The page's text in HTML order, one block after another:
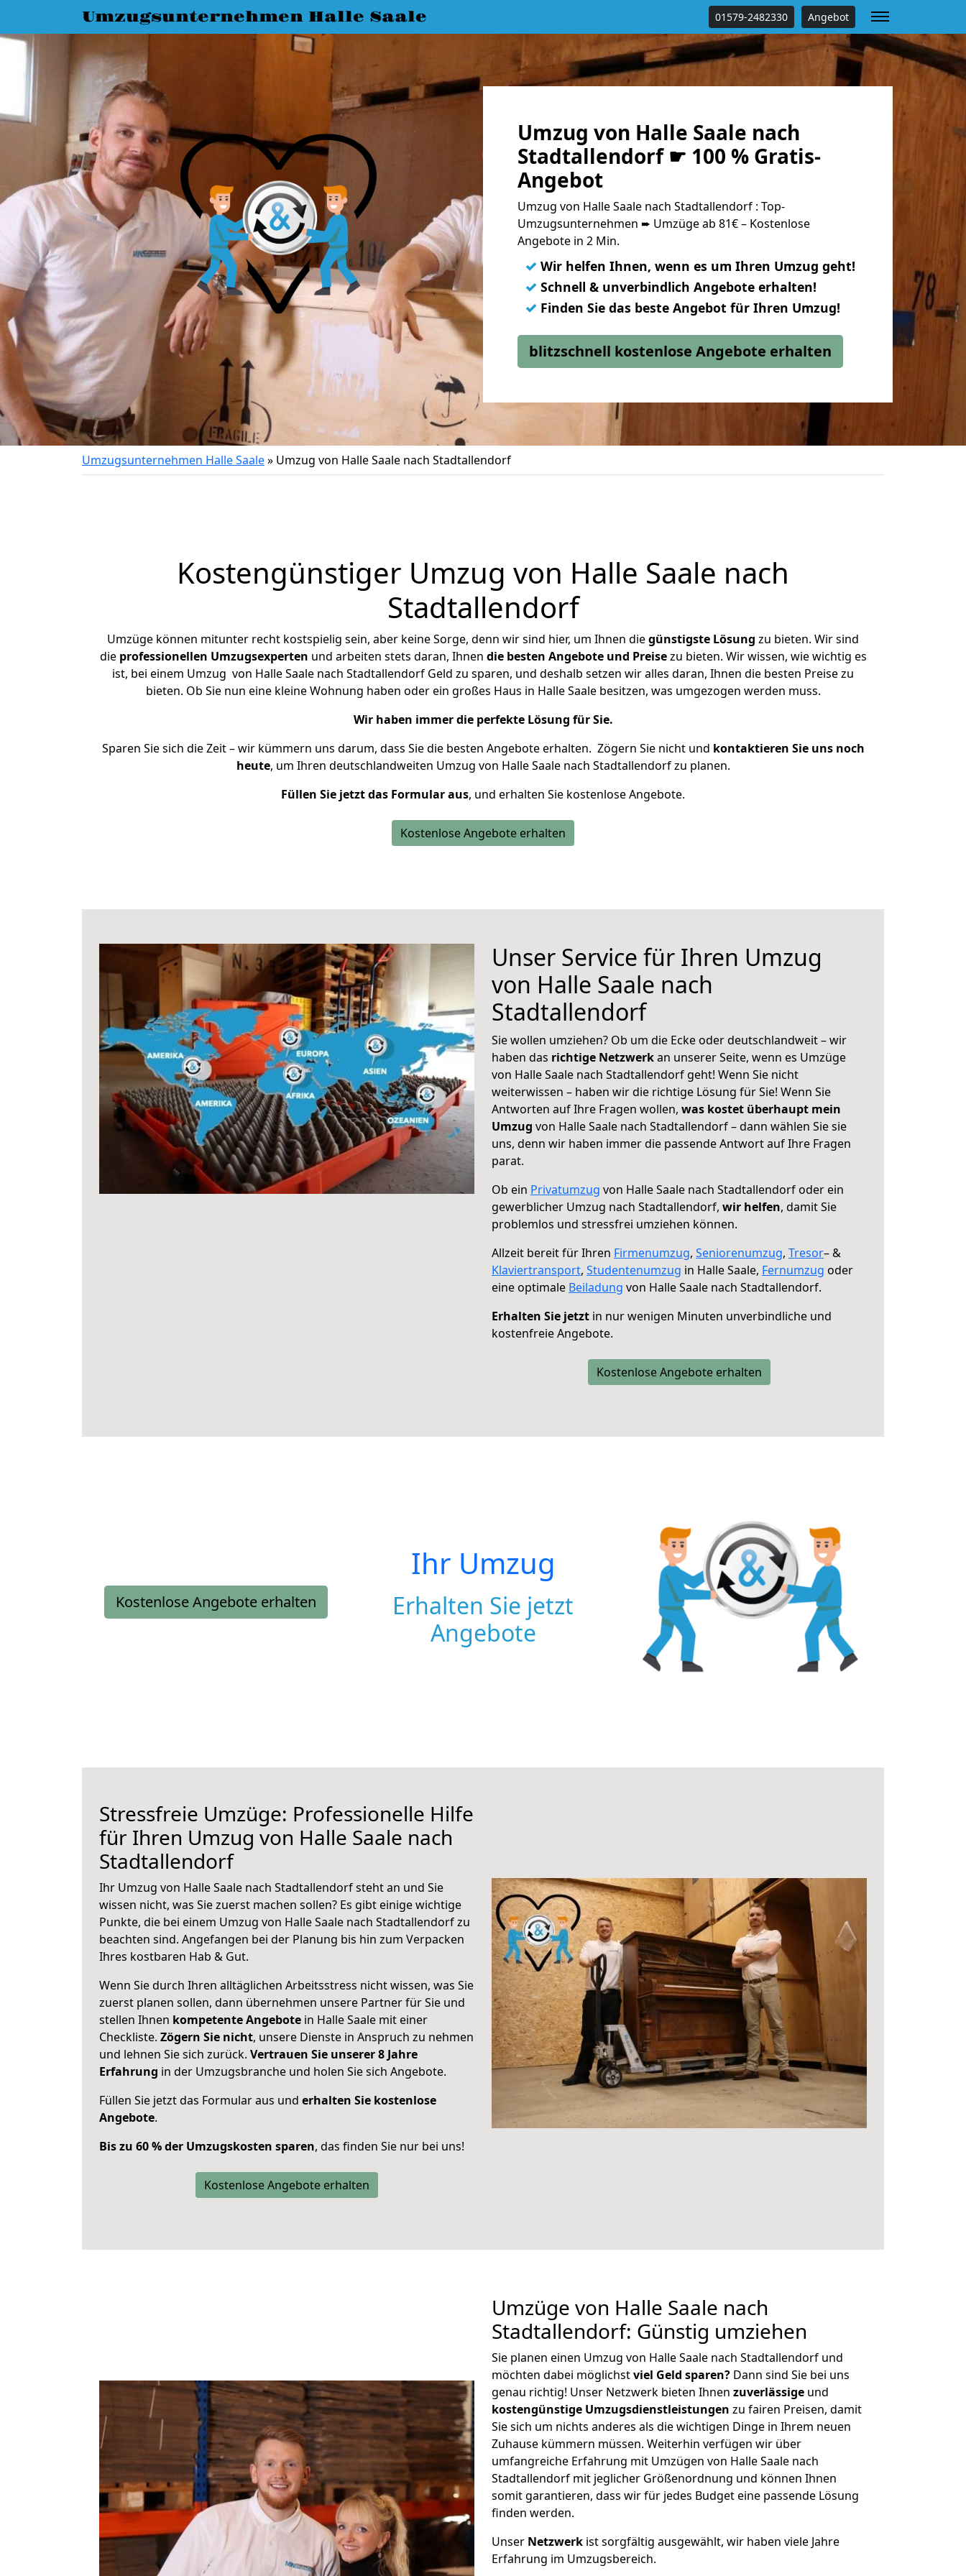
Umzugsunternehmen Halle Saale 01579-2482330 Angebot
Umzug von Halle Saale nach
Stadtallendorf ☛ 100 % Gratis-
Angebot
Umzug von Halle Saale nach Stadtallendorf : Top-
Umzugsunternehmen ➨ Umzüge ab 81€ – Kostenlose
Angebote in 2 Min.
✓ Wir helfen Ihnen, wenn es um Ihren Umzug geht!
✓ Schnell & unverbindlich Angebote erhalten!
✓ Finden Sie das beste Angebot für Ihren Umzug!
blitzschnell kostenlose Angebote erhalten
Umzugsunternehmen Halle Saale» Umzug von Halle Saale nach Stadtallendorf
Kostengünstiger Umzug von Halle Saale nach
Stadtallendorf
Umzüge können mitunter recht kostspielig sein, aber keine Sorge, denn wir sind hier, um Ihnen diegünstigste Lösung zu bieten. Wir sind
die professionellen Umzugsexperten und arbeiten stets daran, Ihnen die besten Angebote und Preisezu bieten. Wir wissen, wie wichtig es
ist, bei einem Umzug von Halle Saale nach Stadtallendorf Geld zu sparen, und deshalb setzen wir alles daran, Ihnen die besten Preise zu
bieten. Ob Sie nun eine kleine Wohnung haben oder ein großes Haus in Halle Saale besitzen, was umgezogen werden muss.
Wir haben immer die perfekte Lösung für Sie.
Sparen Sie sich die Zeit – wir kümmern uns darum, dass Sie die besten Angebote erhalten. Zögern Sie nicht und kontaktieren Sie uns noch
heute, um Ihren deutschlandweiten Umzug von Halle Saale nach Stadtallendorf zu planen.
Füllen Sie jetzt das Formular aus, und erhalten Sie kostenlose Angebote.
Kostenlose Angebote erhalten
Unser Service für Ihren Umzug
von Halle Saale nach
Stadtallendorf
Sie wollen umziehen? Ob um die Ecke oder deutschlandweit – wir
haben das richtige Netzwerkan unserer Seite, wenn es Umzüge
von Halle Saale nach Stadtallendorf geht! Wenn Sie nicht
weiterwissen – haben wir die richtige Lösung für Sie! Wenn Sie
Antworten auf Ihre Fragen wollen, was kostet überhaupt mein
Umzug von Halle Saale nach Stadtallendorf – dann wählen Sie sie
uns, denn wir haben immer die passende Antwort auf Ihre Fragen
parat.
Ob ein Privatumzug von Halle Saale nach Stadtallendorf oder ein
gewerblicher Umzug nach Stadtallendorf, wir helfen, damit Sie
problemlos und stressfrei umziehen können.
Allzeit bereit für Ihren Firmenumzug, Seniorenumzug, Tresor– &
Klaviertransport, Studentenumzug in Halle Saale, Fernumzug oder
eine optimale Beiladung von Halle Saale nach Stadtallendorf.
Erhalten Sie jetzt in nur wenigen Minuten unverbindliche und
kostenfreie Angebote.
Kostenlose Angebote erhalten
Kostenlose Angebote erhalten
Ihr Umzug
Erhalten Sie jetzt
Angebote
Stressfreie Umzüge: Professionelle Hilfe
für Ihren Umzug von Halle Saale nach
Stadtallendorf
Ihr Umzug von Halle Saale nach Stadtallendorf steht an und Sie
wissen nicht, was Sie zuerst machen sollen? Es gibt einige wichtige
Punkte, die bei einem Umzug von Halle Saale nach Stadtallendorf zu
beachten sind. Angefangen bei der Planung bis hin zum Verpacken
Ihres kostbaren Hab & Gut.
Wenn Sie durch Ihren alltäglichen Arbeitsstress nicht wissen, was Sie
zuerst planen sollen, dann übernehmen unsere Partner für Sie und
stellen Ihnen kompetente Angebote in Halle Saale mit einer
Checkliste. Zögern Sie nicht, unsere Dienste in Anspruch zu nehmen
und lehnen Sie sich zurück. Vertrauen Sie unserer 8 Jahre
Erfahrung in der Umzugsbranche und holen Sie sich Angebote.
Füllen Sie jetzt das Formular aus und erhalten Sie kostenlose
Angebote.
Bis zu 60 % der Umzugskosten sparen, das finden Sie nur bei uns!
Kostenlose Angebote erhalten
Umzüge von Halle Saale nach
Stadtallendorf: Günstig umziehen
Sie planen einen Umzug von Halle Saale nach Stadtallendorf und
möchten dabei möglichstviel Geld sparen? Dann sind Sie bei uns
genau richtig! Unser Netzwerk bieten Ihnen zuverlässige und
kostengünstige Umzugsdienstleistungen zu fairen Preisen, damit
Sie sich um nichts anderes als die wichtigen Dinge in Ihrem neuen
Zuhause kümmern müssen. Weiterhin verfügen wir über
umfangreiche Erfahrung mit Umzügen von Halle Saale nach
Stadtallendorf mit jeglicher Größenordnung und können Ihnen
somit garantieren, dass wir für jedes Budget eine passende Lösung
finden werden.
Unser Netzwerk ist sorgfältig ausgewählt, wir haben viele Jahre
Erfahrung im Umzugsbereich.